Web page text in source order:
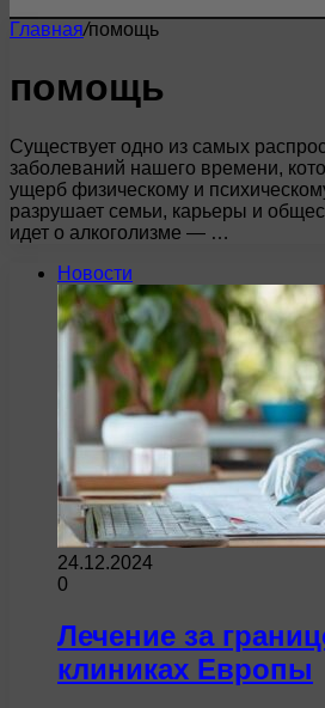
Главная/помощь
помощь
Существует одно из самых
заболеваний нашего времени,
ущерб физическому и
разрушает семьи, карьеры и
идет о алкоголизме — …
Новости
24.12.2024
0
Лечение за
клиниках Европы